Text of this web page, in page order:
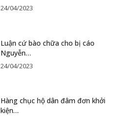
24/04/2023
Luận cứ bào chữa cho bị cáo
Nguyễn…
24/04/2023
Hàng chục hộ dân đâm đơn khởi
kiện…